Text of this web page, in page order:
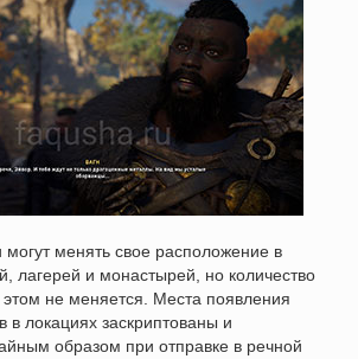
менять свое расположение в
лагерей и монастырей, но количество
этом не меняется. Места появления
в локациях заскриптованы и
образом при отправке в речной